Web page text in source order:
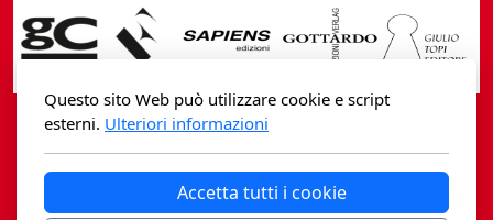
Casagrande Fidia Sapiens
editori associati sa
Questo sito Web può utilizzare cookie e script
esterni. Ulteriori informazioni
Accetta tutti i cookie
Sapiens edizioni
Architettura & Arte